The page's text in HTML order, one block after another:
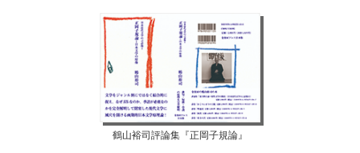
鶴山裕司評論集『正岡子規論』